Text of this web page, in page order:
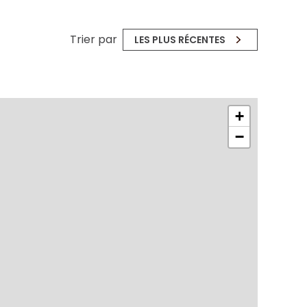
Trier par LES PLUS RÉCENTES
+
−